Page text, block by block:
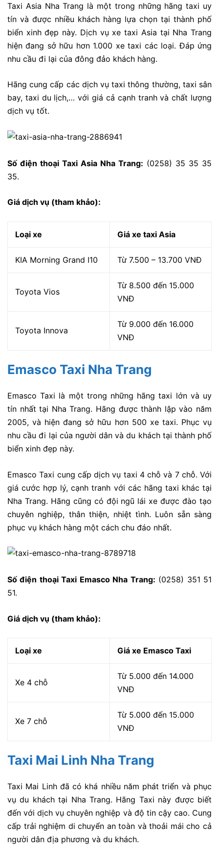
Taxi Asia Nha Trang là một trong những hãng taxi uy
tín và được nhiều khách hàng lựa chọn tại thành phố
biển xinh đẹp này. Dịch vụ xe taxi Asia tại Nha Trang
hiện đang sở hữu hơn 1.000 xe taxi các loại. Đáp ứng
nhu cầu đi lại của đông đảo khách hàng.
Hãng cung cấp các dịch vụ taxi thông thường, taxi sân
bay, taxi du lịch,… với giá cả cạnh tranh và chất lượng
dịch vụ tốt.
Số điện thoại Taxi Asia Nha Trang: (0258) 35 35 35
35.
Giá dịch vụ (tham khảo):
Loại xe Giá xe taxi Asia
KIA Morning Grand I10 Từ 7.500 – 13.700 VNĐ
Toyota Vios
Từ 8.500 đến 15.000
VNĐ
Toyota Innova
Từ 9.000 đến 16.000
VNĐ
Emasco Taxi Nha Trang
Emasco Taxi là một trong những hãng taxi lớn và uy
tín nhất tại Nha Trang. Hãng được thành lập vào năm
2005, và hiện đang sở hữu hơn 500 xe taxi. Phục vụ
nhu cầu đi lại của người dân và du khách tại thành phố
biển xinh đẹp này.
Emasco Taxi cung cấp dịch vụ taxi 4 chỗ và 7 chỗ. Với
giá cước hợp lý, cạnh tranh với các hãng taxi khác tại
Nha Trang. Hãng cũng có đội ngũ lái xe được đào tạo
chuyên nghiệp, thân thiện, nhiệt tình. Luôn sẵn sàng
phục vụ khách hàng một cách chu đáo nhất.
Số điện thoại Taxi Emasco Nha Trang: (0258) 351 51
51.
Giá dịch vụ (tham khảo):
Loại xe Giá xe Emasco Taxi
Xe 4 chỗ
Từ 5.000 đến 14.000
VNĐ
Xe 7 chỗ
Từ 5.000 đến 15.000
VNĐ
Taxi Mai Linh Nha Trang
Taxi Mai Linh đã có khá nhiều năm phát triển và phục
vụ du khách tại Nha Trang. Hãng Taxi này được biết
đến với dịch vụ chuyên nghiệp và độ tin cậy cao. Cung
cấp trải nghiệm di chuyển an toàn và thoải mái cho cả
người dân địa phương và du khách.